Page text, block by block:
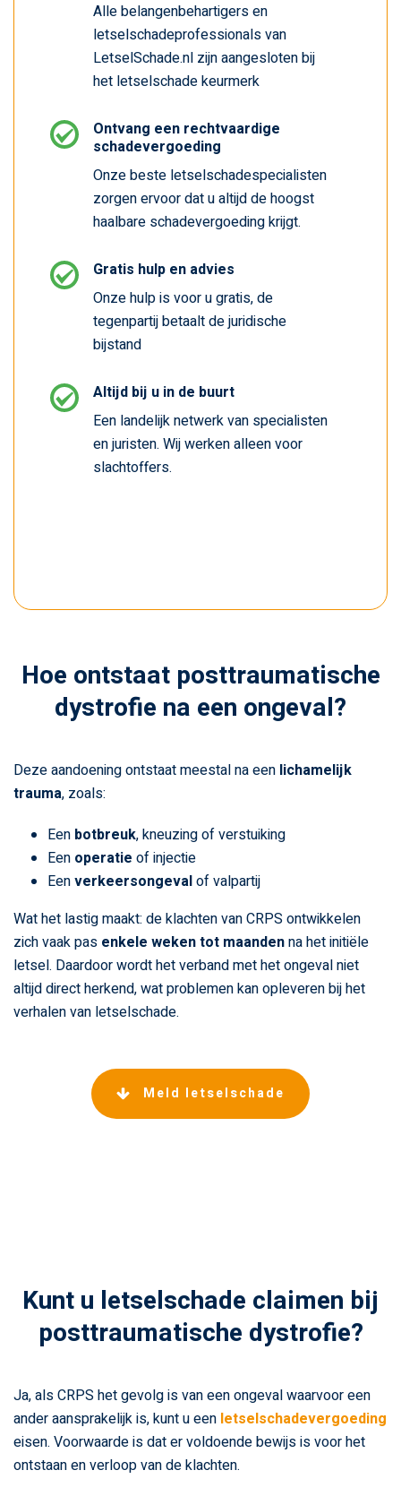
Alle belangenbehartigers en
letselschadeprofessionals van
LetselSchade.nl zijn aangesloten bij
het letselschade keurmerk
Ontvang een rechtvaardige
schadevergoeding
Onze beste letselschadespecialisten
zorgen ervoor dat u altijd de hoogst
haalbare schadevergoeding krijgt.
Gratis hulp en advies
Onze hulp is voor u gratis, de
tegenpartij betaalt de juridische
bijstand
Altijd bij u in de buurt
Een landelijk netwerk van specialisten
en juristen. Wij werken alleen voor
slachtoffers.
Hoe ontstaat posttraumatische
dystrofie na een ongeval?
Deze aandoening ontstaat meestal na een lichamelijk
trauma, zoals:
Een botbreuk, kneuzing of verstuiking
Een operatie of injectie
Eenverkeersongevalof valpartij
Wat het lastig maakt: de klachten van CRPS ontwikkelen
zich vaak pas enkele weken tot maandenna het initiële
letsel. Daardoor wordt het verband met het ongeval niet
altijd direct herkend, wat problemen kan opleveren bij het
verhalen van letselschade.
Meld letselschade
Kunt u letselschade claimen bij
posttraumatische dystrofie?
Ja, als CRPS het gevolg is van een ongeval waarvoor een
ander aansprakelijk is, kunt u een letselschadevergoeding
eisen. Voorwaarde is dat er voldoende bewijs is voor het
ontstaan en verloop van de klachten.